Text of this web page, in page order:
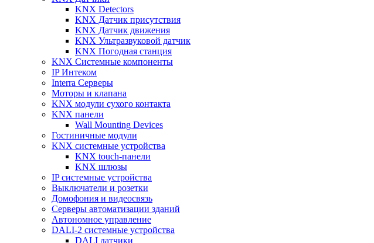
KNX Detectors
KNX Датчик присутствия
KNX Датчик движения
KNX Ультразвуковой датчик
KNX Погодная станция
KNX Системные компоненты
IP Интеком
Interra Серверы
Моторы и клапана
KNX модули сухого контакта
KNX панели
Wall Mounting Devices
Гостиничные модули
KNX системные устройства
KNX touch-панели
KNX шлюзы
IP системные устройства
Выключатели и розетки
Домофония и видеосвязь
Серверы автоматизации зданий
Автономное управление
DALI-2 системные устройства
DALI датчики